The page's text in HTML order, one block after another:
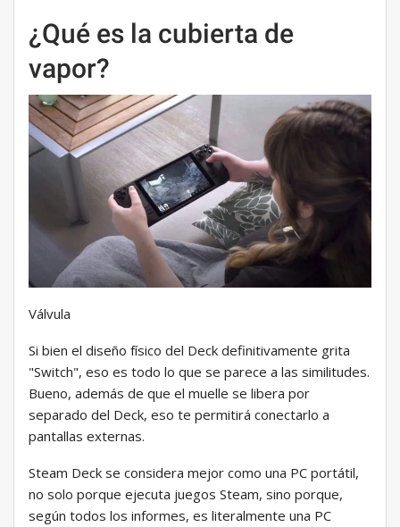
¿Qué es la cubierta de
vapor?
Válvula
Si bien el diseño físico del Deck definitivamente grita
"Switch", eso es todo lo que se parece a las similitudes.
Bueno, además de que el muelle se libera por
separado del Deck, eso te permitirá conectarlo a
pantallas externas.
Steam Deck se considera mejor como una PC portátil,
no solo porque ejecuta juegos Steam, sino porque,
según todos los informes, es literalmente una PC